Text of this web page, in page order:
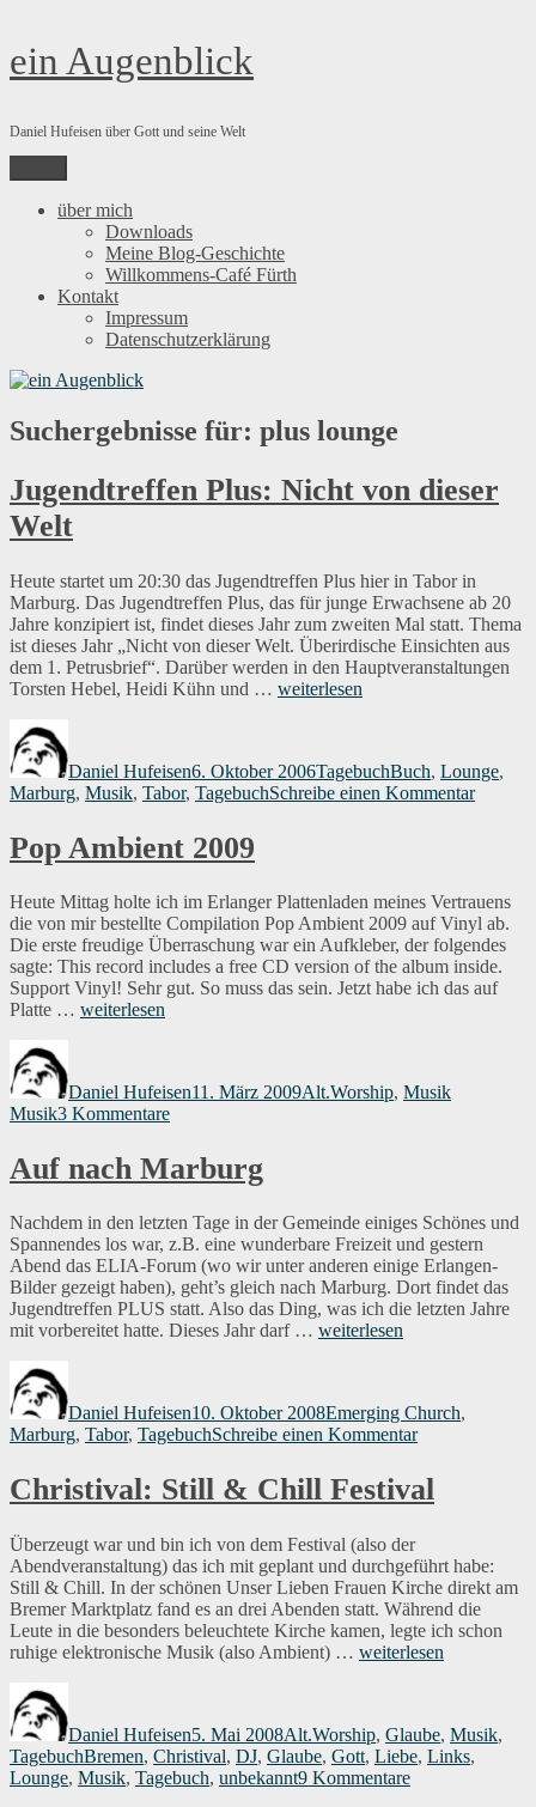
Zum
Inhalt
ein Augenblick
Daniel Hufeisen über Gott und seine Welt
über mich
Downloads
Meine Blog-Geschichte
Willkommens-Café Fürth
Kontakt
Impressum
Datenschutzerklärung
Suchergebnisse für: plus lounge
Jugendtreffen Plus: Nicht von dieser
Welt
Heute startet um 20:30 das Jugendtreffen Plus hier in Tabor in
Marburg. Das Jugendtreffen Plus, das für junge Erwachsene ab 20
Jahre konzipiert ist, findet dieses Jahr zum zweiten Mal statt. Thema
ist dieses Jahr „Nicht von dieser Welt. Überirdische Einsichten aus
dem 1. Petrusbrief“. Darüber werden in den Hauptveranstaltungen
Torsten Hebel, Heidi Kühn und … „Jugendtreffen
dieser
Welt“
weiterlesen
Daniel Hufeisen6. Oktober 2006TagebuchBuch, Lounge,
Marburg, Musik, Tabor, TagebuchSchreibe einen Kommentarzu
dieser
Welt
Pop Ambient 2009
Heute Mittag holte ich im Erlanger Plattenladen meines Vertrauens
die von mir bestellte Compilation Pop Ambient 2009 auf Vinyl ab.
Die erste freudige Überraschung war ein Aufkleber, der folgendes
sagte: This record includes a free CD version of the album inside.
Support Vinyl! Sehr gut. So muss das sein. Jetzt habe ich das auf
Platte … „Pop
weiterlesen
Daniel Hufeisen11. März 2009Alt.Worship, Musik
Musik3 Kommentarezu
Ambient
2009
Auf nach Marburg
Nachdem in den letzten Tage in der Gemeinde einiges Schönes und
Spannendes los war, z.B. eine wunderbare Freizeit und gestern
Abend das ELIA-Forum (wo wir unter anderen einige Erlangen-
Bilder gezeigt haben), geht’s gleich nach Marburg. Dort findet das
Jugendtreffen PLUS statt. Also das Ding, was ich die letzten Jahre
mit vorbereitet hatte. Dieses Jahr darf … „Auf
weiterlesen
Daniel Hufeisen10. Oktober 2008Emerging Church,
Marburg, Tabor, TagebuchSchreibe einen Kommentarzu
nach
Marburg
Christival: Still & Chill Festival
Überzeugt war und bin ich von dem Festival (also der
Abendveranstaltung) das ich mit geplant und durchgeführt habe:
Still & Chill. In der schönen Unser Lieben Frauen Kirche direkt am
Bremer Marktplatz fand es an drei Abenden statt. Während die
Leute in die besonders beleuchtete Kirche kamen, legte ich schon
ruhige elektronische Musik (also Ambient) … „Christival:
Festival“
weiterlesen
Daniel Hufeisen5. Mai 2008Alt.Worship, Glaube, Musik,
TagebuchSchlagwörter
Bremen, Christival, DJ, Glaube, Gott, Liebe, Links,
Lounge, Musik, Tagebuch, unbekannt9 Kommentarezu